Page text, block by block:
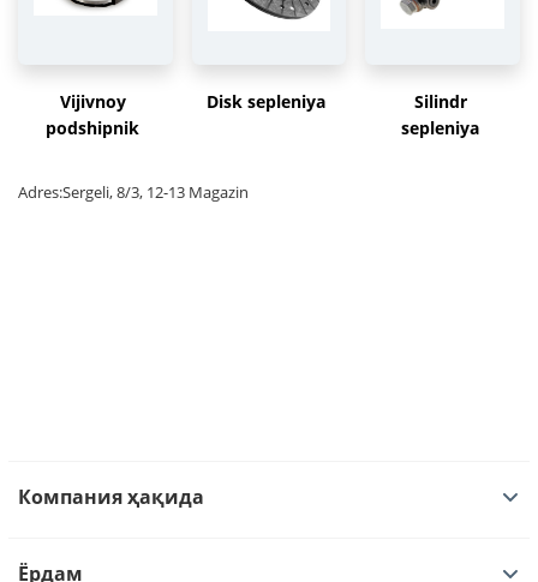
Vijivnoy
podshipnik
Disk sepleniya
Silindr
sepleniya
Adres:Sergeli, 8/3, 12-13 Magazin
Компания ҳақида
Ёрдам